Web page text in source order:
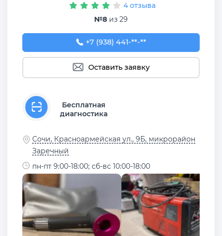
4 отзыва
№8 из 29
+7 (938) 441-37-67
+7 (938) 441-**-**
Оставить заявку
Бесплатная
диагностика
Сочи, Красноармейская ул., 9Б, микрорайон
Заречный
пн-пт 9:00-18:00; сб-вс 10:00-18:00